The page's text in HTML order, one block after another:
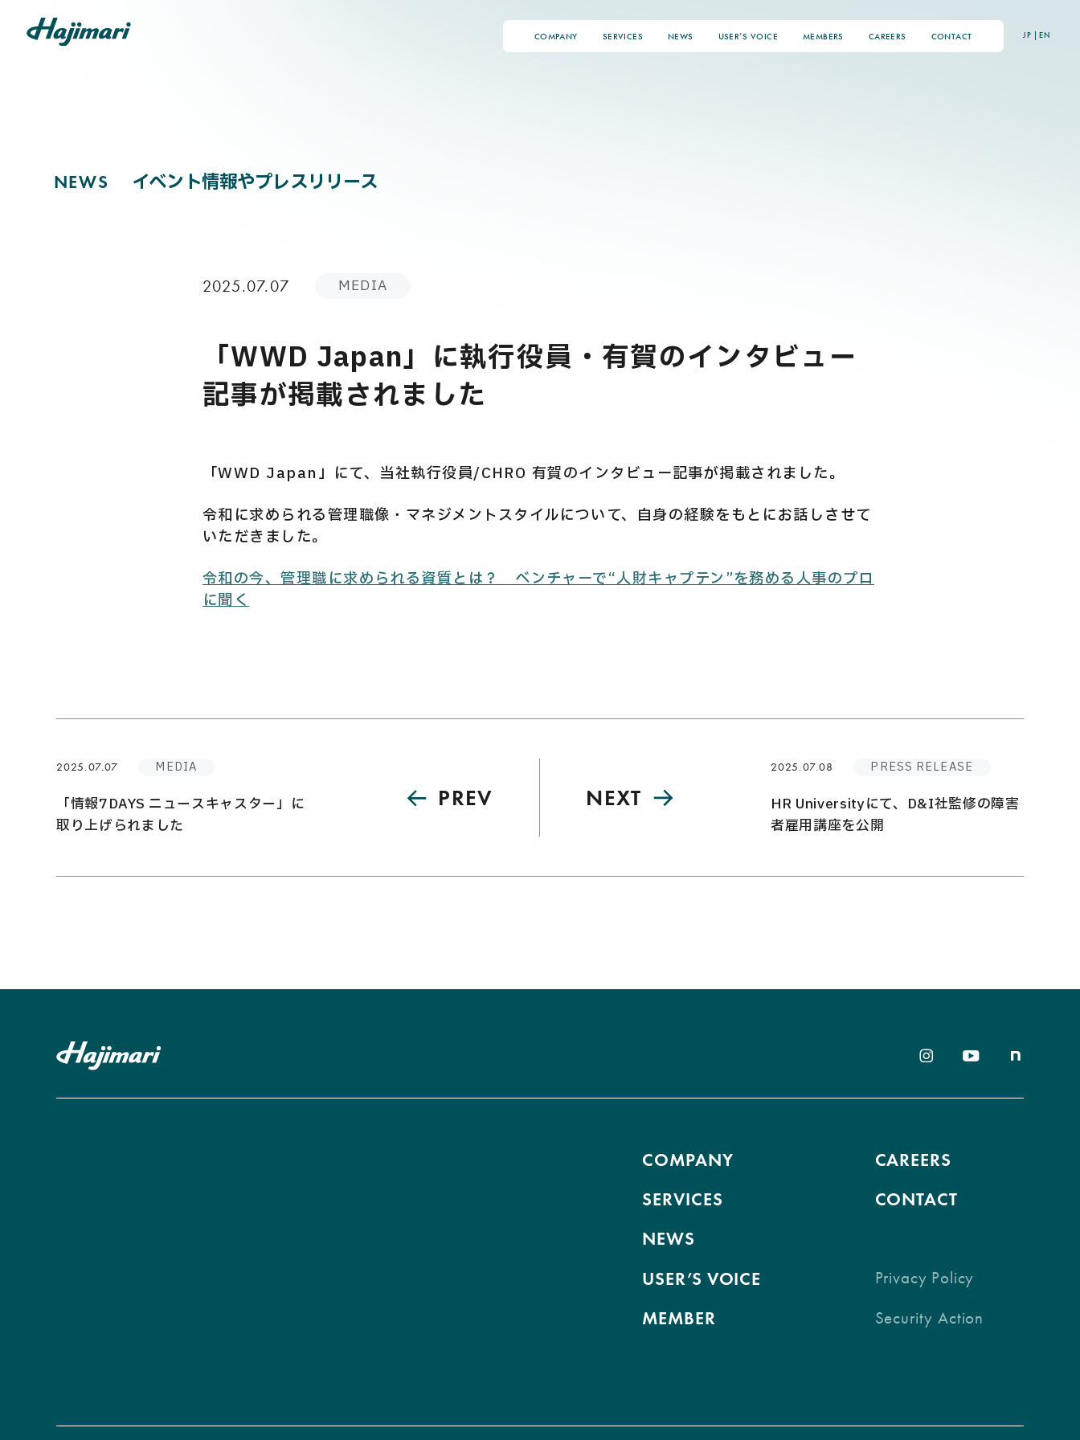
COMPANY SERVICES NEWS USER’S VOICE MEMBERS CAREERS CONTACT JP EN
COMPANY
SERVICES
MEMBERS
CAREERS
Privacy Policy
NEWS
NEWS イベント情報やプレスリリース
2025.07.07 MEDIA
「WWD Japan」に執行役員・有賀のインタビュー
記事が掲載されました
「WWD Japan」にて、当社執行役員/CHRO 有賀のインタビュー記事が掲載されました。
令和に求められる管理職像・マネジメントスタイルについて、自身の経験をもとにお話しさせて
いただきました。
令和の今、管理職に求められる資質とは？ ベンチャーで“人財キャプテン”を務める人事のプロ
に聞く
2025.07.07 MEDIA
「情報7DAYS ニュースキャスター」に
取り上げられました
PREV
2025.07.08 PRESS RELEASE
HR Universityにて、D&I社監修の障害
者雇用講座を公開
NEXT
COMPANY
SERVICES
NEWS
USER’S VOICE
MEMBER
CAREERS
CONTACT
Privacy Policy
Security Action